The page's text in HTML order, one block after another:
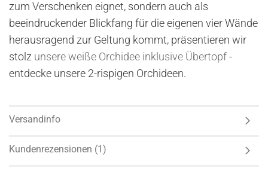
zum Verschenken eignet, sondern auch als
beeindruckender Blickfang für die eigenen vier Wände
herausragend zur Geltung kommt, präsentieren wir
stolz unsere weiße Orchidee inklusive Übertopf-
entdecke unsere 2-rispigen Orchideen.
Versandinfo
Kundenrezensionen (1)